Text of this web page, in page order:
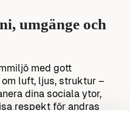
umgänge och
med gott
luft, ljus, struktur –
dina sociala ytor,
respekt för andras